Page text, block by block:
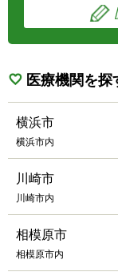
医療機関を探
横浜市
横浜市内
川崎市
川崎市内
相模原市
相模原市内